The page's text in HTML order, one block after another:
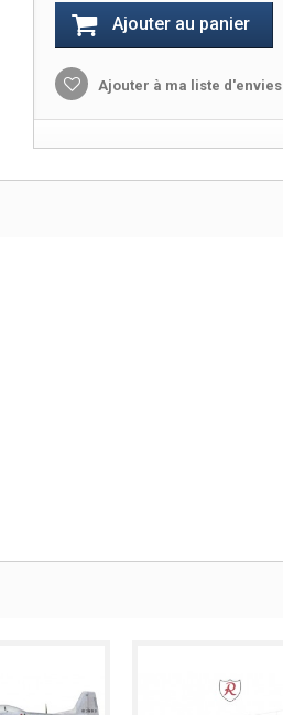
Ajouter au panier
Ajouter à ma liste d'envies